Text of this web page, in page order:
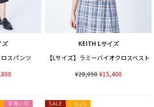
ズ
ロスパンツ
KEITH Lサイズ
【Lサイズ】ラミーバイオクロスベスト
¥28,050¥15,400
手洗い可 SALE L SIZE